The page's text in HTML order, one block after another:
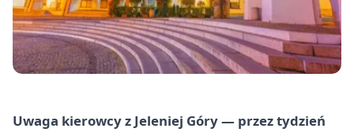
Uwaga kierowcy z Jeleniej Góry — przez tydzień